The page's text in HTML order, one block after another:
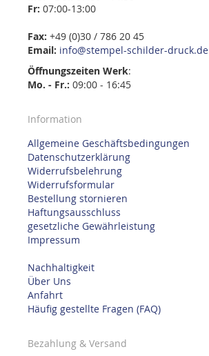
Fr: 07:00-13:00
Fax: +49 (0)30 / 786 20 45
Email: info@stempel-schilder-druck.de
Öffnungszeiten Werk:
Mo. - Fr.: 09:00 - 16:45
Information
Allgemeine Geschäftsbedingungen
Datenschutzerklärung
Widerrufsbelehrung
Widerrufsformular
Bestellung stornieren
Haftungsausschluss
gesetzliche Gewährleistung
Impressum
Nachhaltigkeit
Über Uns
Anfahrt
Häufig gestellte Fragen (FAQ)
Bezahlung & Versand